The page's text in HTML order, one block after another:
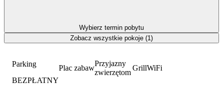
Parking
BEZPŁATNY
Plac zabaw
Przyjazny
zwierzętom
GrillWiFi
Wybierz termin pobytu
Zobacz wszystkie pokoje (1)